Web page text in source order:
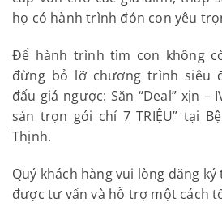
họ có hành trình đón con yêu
Để hành trình tìm con không
đừng bỏ lỡ chương trình siêu
đấu giá ngược: Săn “Deal” xịn –
sản trọn gói chỉ 7 TRIỆU” tại
Thịnh.
Quý khách hàng vui lòng đăng
được tư vấn và hỗ trợ một cách